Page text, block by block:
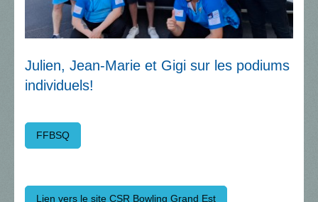
Julien, Jean-Marie et Gigi sur les podiums
individuels!
FFBSQ
Lien vers le site CSR Bowling Grand Est